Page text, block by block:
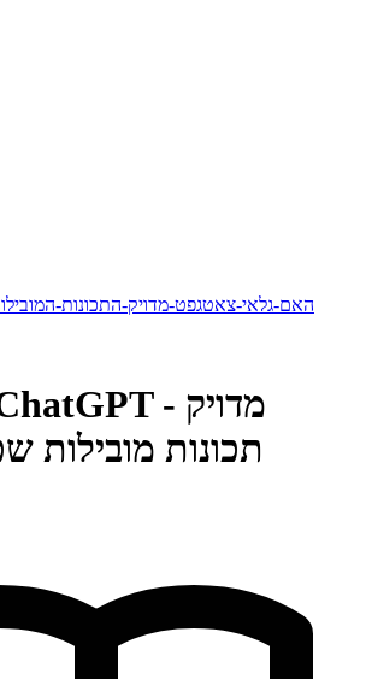
האם-גלאי-צאטגפט-מדויק-התכונות-
תכונות מובילות